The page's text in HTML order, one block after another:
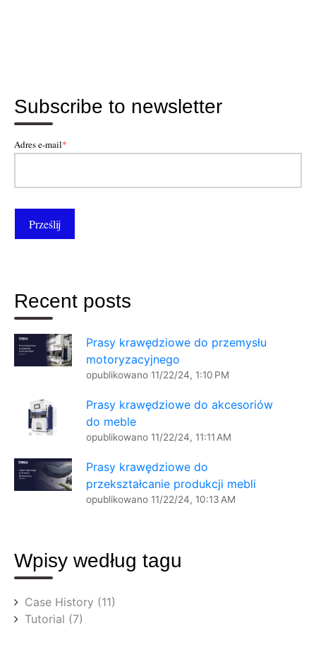
Subscribe to newsletter
Adres e-mail*
Recent posts
Prasy krawędziowe do przemysłu
motoryzacyjnego
opublikowano 11/22/24, 1:10 PM
Prasy krawędziowe do akcesoriów
do meble
opublikowano 11/22/24, 11:11 AM
Prasy krawędziowe do
przekształcanie produkcji mebli
opublikowano 11/22/24, 10:13 AM
Wpisy według tagu
Case History (11)
Tutorial (7)